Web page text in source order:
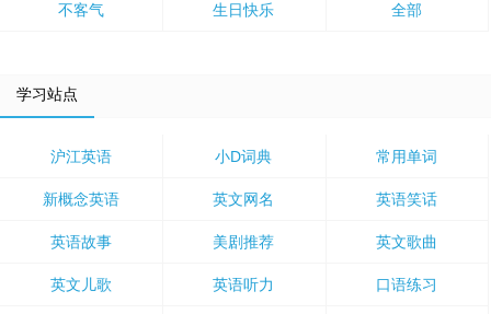
不客气 生日快乐 全部
学习站点
沪江英语 小D词典 常用单词
新概念英语 英文网名 英语笑话
英语故事 美剧推荐 英文歌曲
英文儿歌 英语听力 口语练习